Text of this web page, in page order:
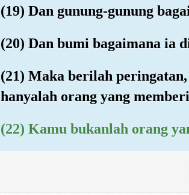
(19) Dan gunung-gunung
(20) Dan bumi bagaimana ia
(21) Maka berilah
hanyalah orang yang
(22) Kamu bukanlah orang